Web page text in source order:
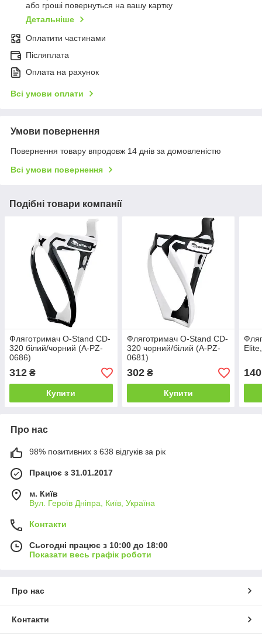
або гроші повернуться на вашу картку
Детальніше
Оплатити частинами
Післяплата
Оплата на рахунок
Всі умови оплати
Умови повернення
Повернення товару впродовж 14 днів за домовленістю
Всі умови повернення
Подібні товари компанії
Фляготримач O-Stand CD-
320 білий/чорний (A-PZ-
0686)
312 ₴
Купити
Фляготримач O-Stand CD-
320 чорний/білий (A-PZ-
0681)
302₴
Купити
140
Про нас
98% позитивних з 638 відгуків за рік
Працює з 31.01.2017
м. Київ
Вул. Героїв Дніпра, Київ, Україна
Контакти
Сьогодні працює з 10:00 до 18:00
Показати весь графік роботи
Про нас
Контакти